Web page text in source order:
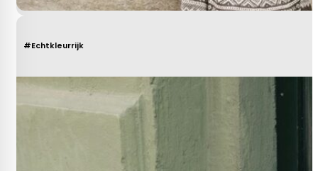
#Echtkleurrijk